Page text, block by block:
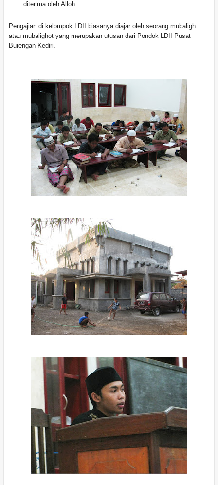
diterima oleh Alloh.
Pengajian di kelompok LDII biasanya diajar oleh seorang mubaligh
atau mubalighot yang merupakan utusan dari Pondok LDII Pusat
Burengan Kediri.